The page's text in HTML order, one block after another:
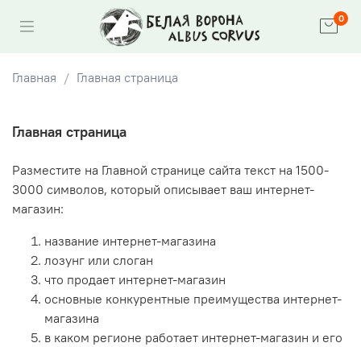
0
Главная Главная страница
Главная страница
Разместите на Главной странице сайта текст на 1500-
3000 символов, который описывает ваш интернет-
магазин:
название интернет-магазина
лозунг или слоган
что продает интернет-магазин
основные конкурентные преимущества интернет-
магазина
в каком регионе работает интернет-магазин и его